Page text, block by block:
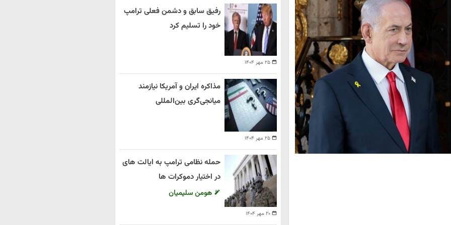
۲۵ مهر ۱۴۰۴
رفیق سابق و دشمن فعلی ترامپ
خود را تسلیم کرد
۲۵ مهر ۱۴۰۴
مذاکره ایران و آمریکا نیازمند
میانجی‌گری بین‌المللی
۲۰ مهر ۱۴۰۴
حمله نظامی ترامپ به ایالت های
در اختیار دموکرات ها
هومن سلیمیان